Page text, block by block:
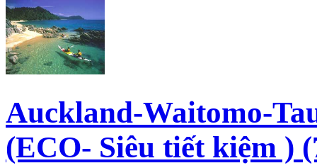
Auckland-Waitomo-
(ECO- Siêu tiết kiệm )